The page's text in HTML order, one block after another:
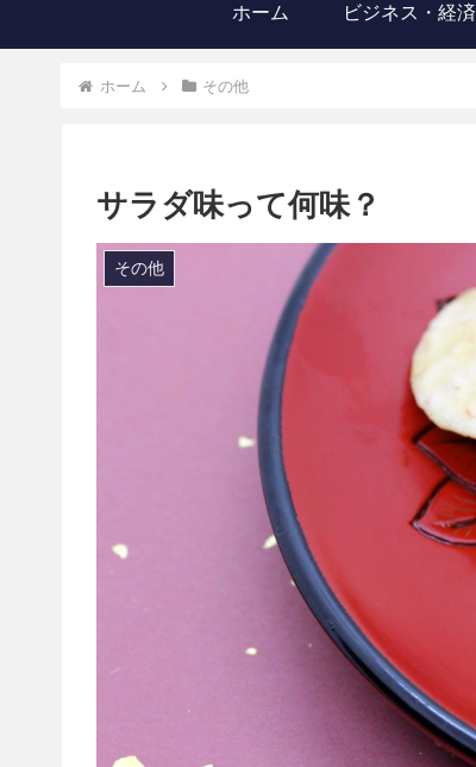
ホーム ビジネス・経済
ホーム その他
サラダ味って何味？
その他